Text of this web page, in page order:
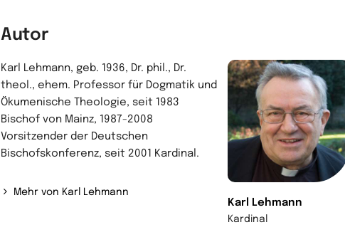
Autor
Karl Lehmann
Kardinal
Karl Lehmann, geb. 1936, Dr. phil., Dr.
theol., ehem. Professor für Dogmatik und
Ökumenische Theologie, seit 1983
Bischof von Mainz, 1987-2008
Vorsitzender der Deutschen
Bischofskonferenz, seit 2001 Kardinal.
Mehr von Karl Lehmann